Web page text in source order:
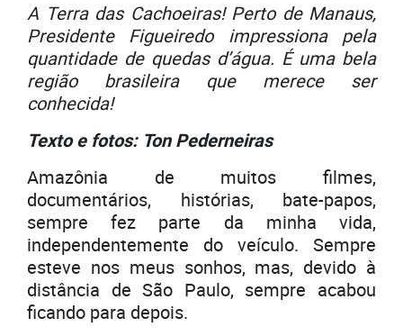
A Terra das Cachoeiras! Perto de Manaus,
Presidente Figueiredo impressiona pela
quantidade de quedas d’água. É uma bela
região brasileira que merece ser
conhecida!
Texto e fotos: Ton Pederneiras
Amazônia de muitos filmes,
documentários, histórias, bate-papos,
sempre fez parte da minha vida,
independentemente do veículo. Sempre
esteve nos meus sonhos, mas, devido à
distância de São Paulo, sempre acabou
ficando para depois.